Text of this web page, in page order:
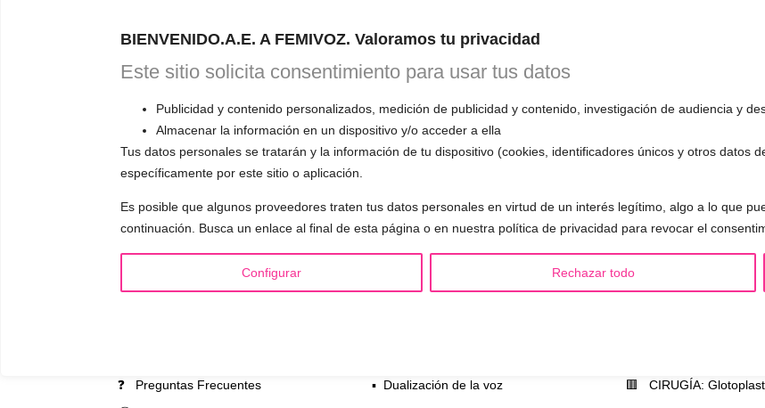
BIENVENIDO.A.E. A FEMIVOZ. Valoramos tu privacidad
Este sitio solicita consentimiento para usar tus datos
Publicidad y contenido personalizados, medición de publicidad y contenido, investigación de audiencia y
Almacenar la información en un dispositivo y/o acceder a ella
Tus datos personales se tratarán y la información de tu dispositivo (cookies, identificadores únicos y otros datos
específicamente por este sitio o aplicación.
Es posible que algunos proveedores traten tus datos personales en virtud de un interés legítimo, algo a lo que
continuación. Busca un enlace al final de esta página o en nuestra política de privacidad para revocar el
Configurar Rechazar todo
ONLINE
RESERVA TU 1ª CITA GRATUITA con Mariela
Astudillo. En esta primera cita, evaluará tu voz, te
explicará cómo funciona el entrenamiento vocal y
responderá a todas tus preguntas.
❓ Preguntas Frecuentes
▪️ Dualización de la voz
OTRAS SESIONES
🟥 CIRUGÍA: